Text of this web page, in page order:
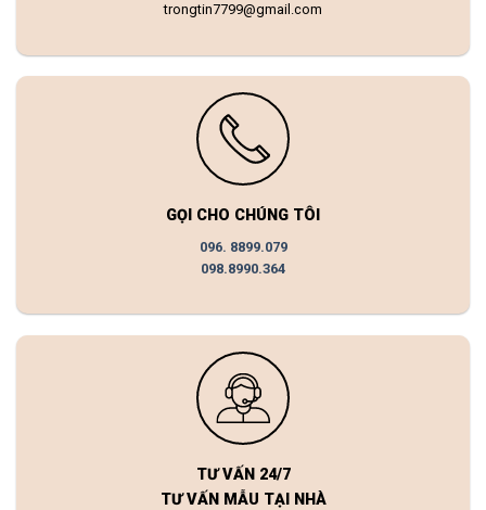
trongtin7799@gmail.com
GỌI CHO CHÚNG TÔI
096. 8899.079
098.8990.364
TƯ VẤN 24/7
TƯ VẤN MẪU TẠI NHÀ